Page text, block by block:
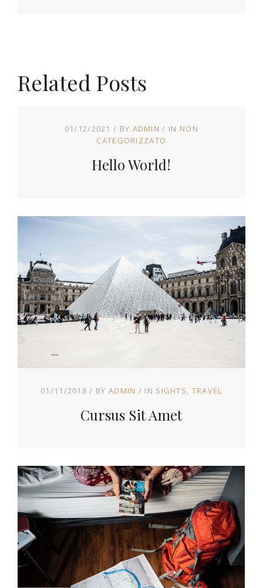
Related Posts
01/12/2021 BY ADMIN IN NON
CATEGORIZZATO
Hello World!
01/11/2018 BY ADMIN IN SIGHTS TRAVEL
Cursus Sit Amet